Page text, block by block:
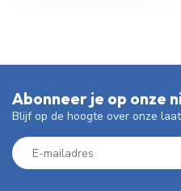
Abonneer je op onze
Blijf op de hoogte over onze